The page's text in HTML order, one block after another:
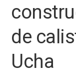
de
Ucha